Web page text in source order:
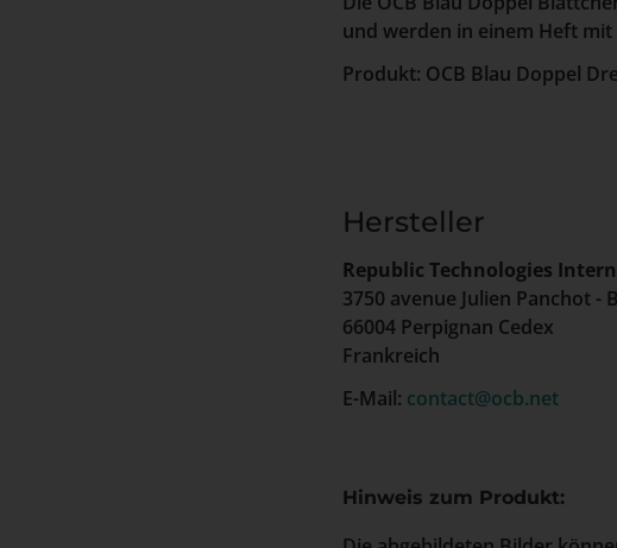
und werden in einem Heft
Produkt: OCB Blau Doppel
Hersteller
Republic Technologies
3750 avenue Julien Panchot -
66004 Perpignan Cedex
Frankreich
E-Mail: contact@ocb.net
Hinweis zum Produkt: